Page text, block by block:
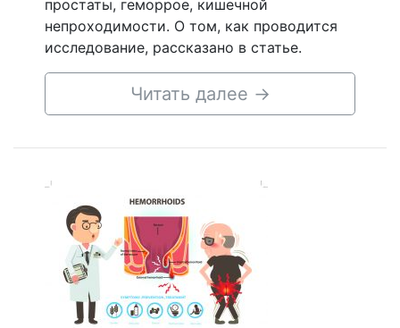
простаты, геморрое, кишечной
непроходимости. О том, как проводится
исследование, рассказано в статье.
Читать далее →